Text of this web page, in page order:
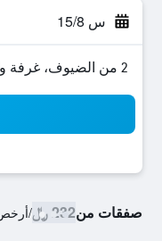
س 15/8
2 من الضيوف، غرفة واحدة
صفقات من232 ﷼ /أرخص